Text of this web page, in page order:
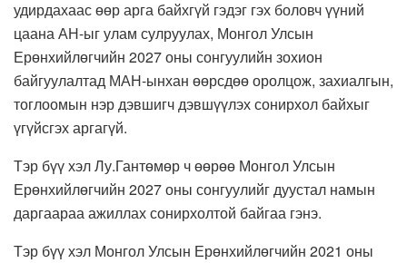
удирдахаас өөр арга байхгүй гэдэг гэх боловч үүний
цаана АН-ыг улам сулруулах, Монгол Улсын
Ерөнхийлөгчийн 2027 оны сонгуулийн зохион
байгуулалтад МАН-ынхан өөрсдөө оролцож, захиалгын,
тоглоомын нэр дэвшигч дэвшүүлэх сонирхол байхыг
үгүйсгэх аргагүй.
Тэр бүү хэл Лу.Гантөмөр ч өөрөө Монгол Улсын
Ерөнхийлөгчийн 2027 оны сонгуулийг дуустал намын
даргаараа ажиллах сонирхолтой байгаа гэнэ.
Тэр бүү хэл Монгол Улсын Ерөнхийлөгчийн 2021 оны